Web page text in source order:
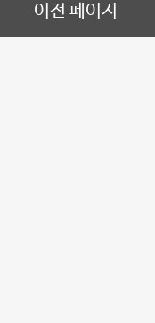
이전 페이지